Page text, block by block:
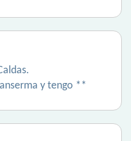
y tengo **